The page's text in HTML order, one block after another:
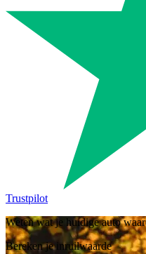
Trustpilot
Weten wat je huidige auto
Bereken je inruilwaarde